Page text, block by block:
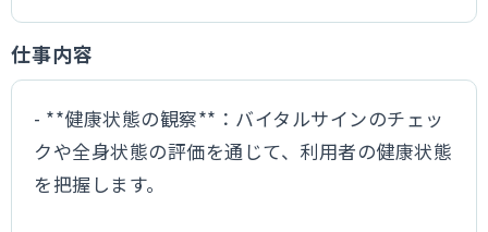
仕事内容
- **健康状態の観察**：バイタルサインのチェッ
クや全身状態の評価を通じて、利用者の健康状態
を把握します。